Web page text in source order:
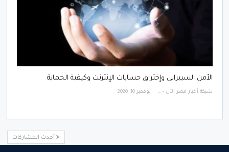
الأمن السيبراني وإختراق حسابات الإنترنت وكيفية الحماية
شبكة أخبار مصر الأن - Egypt News Network Now نوفمبر 10, 2020
أحدث المشاركات